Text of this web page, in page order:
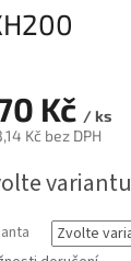
Kč / ks
Kč bez DPH
variantu